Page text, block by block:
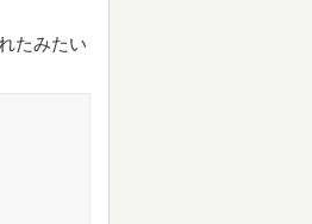
たみたい